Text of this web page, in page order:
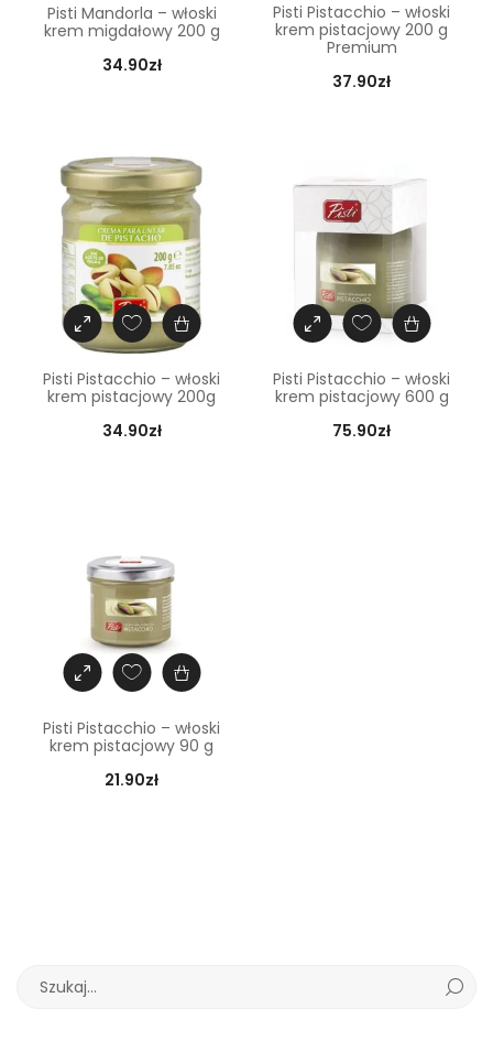
Pisti Mandorla – włoski
krem migdałowy 200 g
34.90zł
Pisti Pistacchio – włoski
krem pistacjowy 200 g
Premium
37.90zł
Pisti Pistacchio – włoski
krem pistacjowy 200g
34.90zł
Pisti Pistacchio – włoski
krem pistacjowy 600 g
75.90zł
Pisti Pistacchio – włoski
krem pistacjowy 90 g
21.90zł